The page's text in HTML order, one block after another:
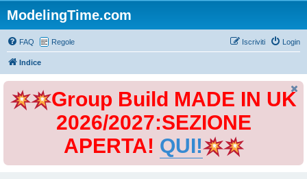
ModelingTime.com
FAQ Regole Login
Iscriviti
Indice
Group Build MADE IN UK
2026/2027:SEZIONE
APERTA! QUI!